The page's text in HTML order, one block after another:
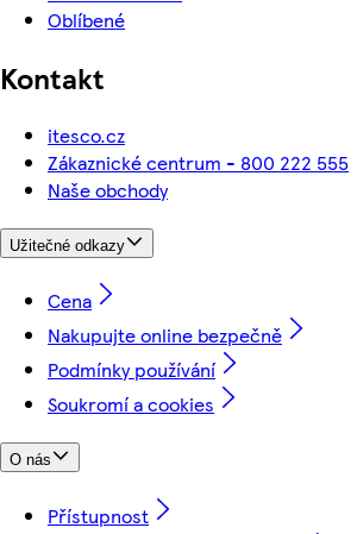
Oblíbené
Kontakt
itesco.cz
Zákaznické centrum - 800 222 555
Naše obchody
Užitečné odkazy
Cena
Nakupujte online bezpečně
Podmínky používání
Soukromí a cookies
O nás
Přístupnost